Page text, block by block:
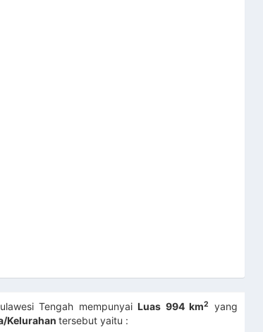
Tengah mempunyaiLuas 994 km2
yang
Kelurahan tersebut yaitu :